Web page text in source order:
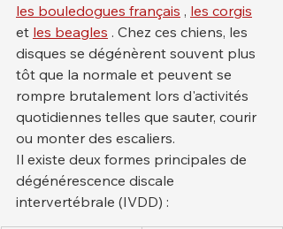
les bouledogues français , les corgis
et les beagles . Chez ces chiens, les
disques se dégénèrent souvent plus
tôt que la normale et peuvent se
rompre brutalement lors d'activités
quotidiennes telles que sauter, courir
ou monter des escaliers.
Il existe deux formes principales de
dégénérescence discale
intervertébrale (IVDD) :